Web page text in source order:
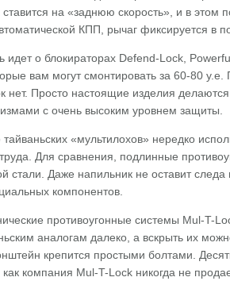
на «заднюю скорость», и в этом
КПП, рычаг фиксируется в
идет о блокираторах Defend-Lock,
вам могут смонтировать за 60-80
нет. Просто настоящие изделия
с очень высоким уровнем защиты.
«мультилохов» нередко
труда. Для сравнения, подлинные
стали. Даже напильник не оставит
компонентов.
противоугонные системы Mul-T-
аналогам далеко, а вскрыть их
крепится простыми болтами.
как компания Mul-T-Lock никогда не